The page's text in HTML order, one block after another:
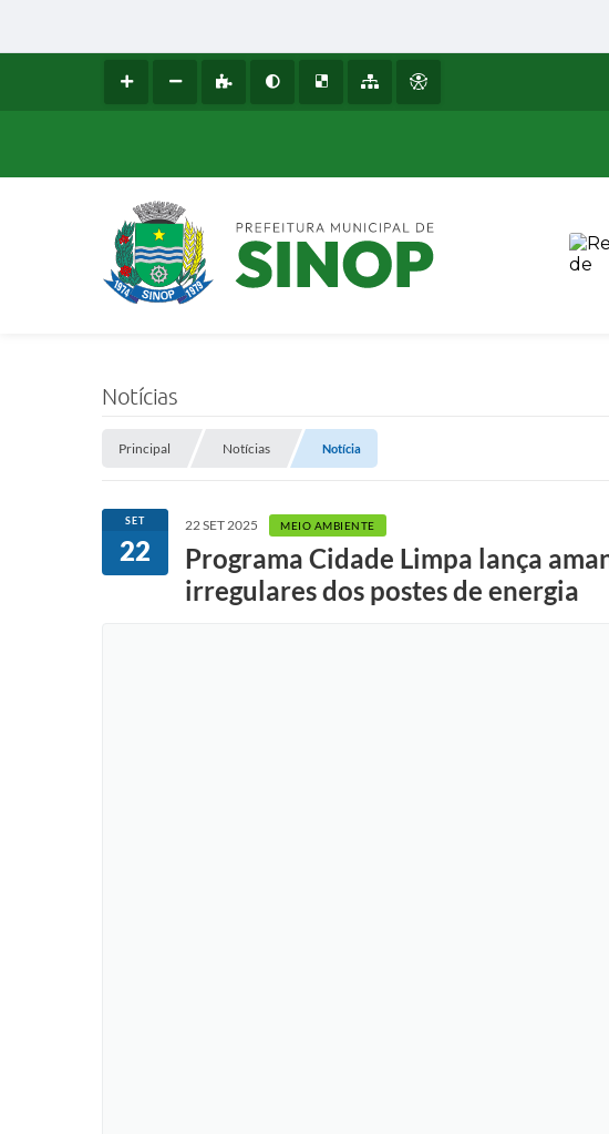
Notícias
Principal Notícias Notícia
SET
22
22 SET 2025 MEIO AMBIENTE
Programa Cidade Limpa lança
irregulares dos postes de energia